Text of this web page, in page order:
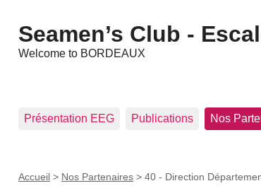
Seamen’s Club -
Welcome to BORDEAUX
Présentation EEG Publications Nos
Accueil > Nos Partenaires > 40 - Direction